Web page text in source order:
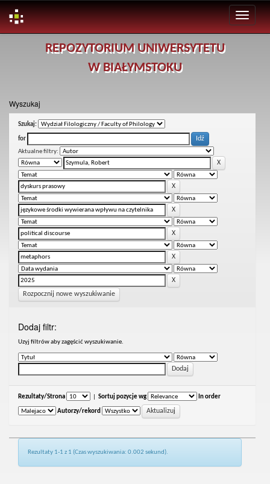
REPOZYTORIUM UNIWERSYTETU
W BIAŁYMSTOKU
Wyszukaj
Szukaj:
for
Aktualne filtry:
Rozpocznij nowe wyszukiwanie
Dodaj filtr:
Uzyj filtrów aby zagęścić wyszukiwanie.
Rezultaty/Strona Sortuj pozycje wg In order
Autorzy/rekord
Rezultaty 1-1 z 1 (Czas wyszukiwania: 0.002 sekund).